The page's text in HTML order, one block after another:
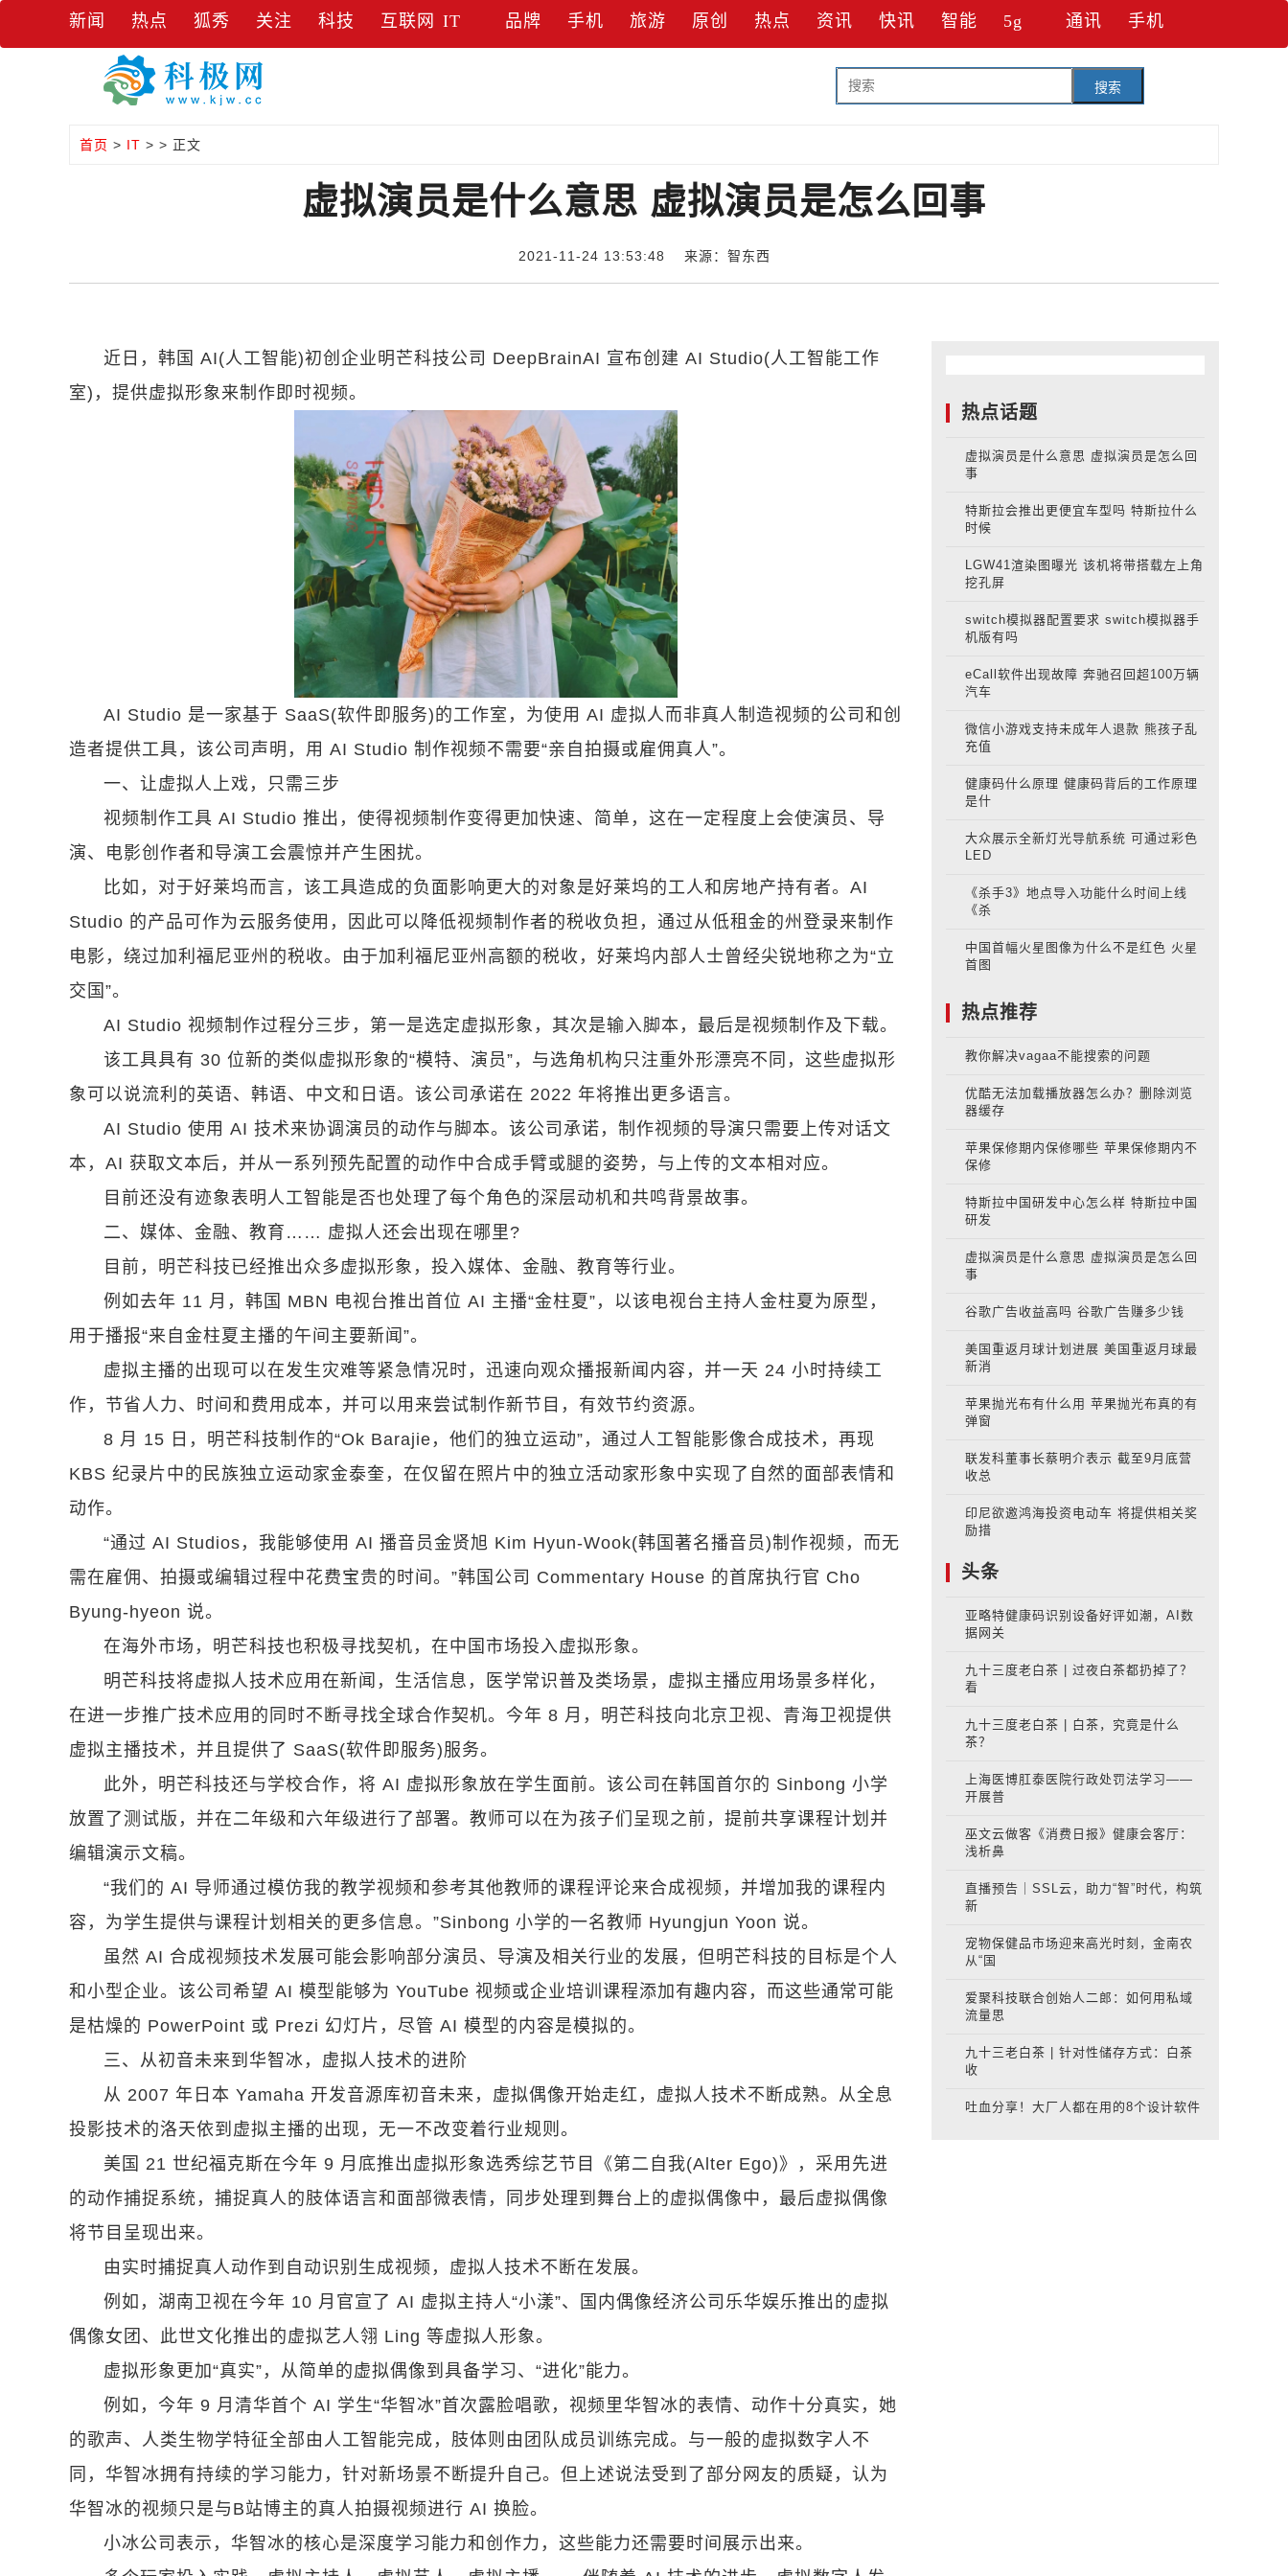
新闻 热点 狐秀 关注 科技 互联网 IT 品牌 手机 旅游 原创 热点 资讯 快讯 智能 5g 通讯 手机
搜索
首页 > IT > > 正文
虚拟演员是什么意思 虚拟演员是怎么回事
2021-11-24 13:53:48 来源：智东西
近日，韩国 AI(人工智能)初创企业明芒科技公司 DeepBrainAI 宣布创建 AI Studio(人工智能工作
室)，提供虚拟形象来制作即时视频。
AI Studio 是一家基于 SaaS(软件即服务)的工作室，为使用 AI 虚拟人而非真人制造视频的公司和创
造者提供工具，该公司声明，用 AI Studio 制作视频不需要“亲自拍摄或雇佣真人”。
一、让虚拟人上戏，只需三步
视频制作工具 AI Studio 推出，使得视频制作变得更加快速、简单，这在一定程度上会使演员、导
演、电影创作者和导演工会震惊并产生困扰。
比如，对于好莱坞而言，该工具造成的负面影响更大的对象是好莱坞的工人和房地产持有者。AI
Studio 的产品可作为云服务使用，因此可以降低视频制作者的税收负担，通过从低租金的州登录来制作
电影，绕过加利福尼亚州的税收。由于加利福尼亚州高额的税收，好莱坞内部人士曾经尖锐地称之为“立
交国”。
AI Studio 视频制作过程分三步，第一是选定虚拟形象，其次是输入脚本，最后是视频制作及下载。
该工具具有 30 位新的类似虚拟形象的“模特、演员”，与选角机构只注重外形漂亮不同，这些虚拟形
象可以说流利的英语、韩语、中文和日语。该公司承诺在 2022 年将推出更多语言。
AI Studio 使用 AI 技术来协调演员的动作与脚本。该公司承诺，制作视频的导演只需要上传对话文
本，AI 获取文本后，并从一系列预先配置的动作中合成手臂或腿的姿势，与上传的文本相对应。
目前还没有迹象表明人工智能是否也处理了每个角色的深层动机和共鸣背景故事。
二、媒体、金融、教育…… 虚拟人还会出现在哪里?
目前，明芒科技已经推出众多虚拟形象，投入媒体、金融、教育等行业。
例如去年 11 月，韩国 MBN 电视台推出首位 AI 主播“金柱夏”，以该电视台主持人金柱夏为原型，
用于播报“来自金柱夏主播的午间主要新闻”。
虚拟主播的出现可以在发生灾难等紧急情况时，迅速向观众播报新闻内容，并一天 24 小时持续工
作，节省人力、时间和费用成本，并可以用来尝试制作新节目，有效节约资源。
8 月 15 日，明芒科技制作的“Ok Barajie，他们的独立运动”，通过人工智能影像合成技术，再现
KBS 纪录片中的民族独立运动家金泰奎，在仅留在照片中的独立活动家形象中实现了自然的面部表情和
动作。
“通过 AI Studios，我能够使用 AI 播音员金贤旭 Kim Hyun-Wook(韩国著名播音员)制作视频，而无
需在雇佣、拍摄或编辑过程中花费宝贵的时间。”韩国公司 Commentary House 的首席执行官 Cho
Byung-hyeon 说。
在海外市场，明芒科技也积极寻找契机，在中国市场投入虚拟形象。
明芒科技将虚拟人技术应用在新闻，生活信息，医学常识普及类场景，虚拟主播应用场景多样化，
在进一步推广技术应用的同时不断寻找全球合作契机。今年 8 月，明芒科技向北京卫视、青海卫视提供
虚拟主播技术，并且提供了 SaaS(软件即服务)服务。
此外，明芒科技还与学校合作，将 AI 虚拟形象放在学生面前。该公司在韩国首尔的 Sinbong 小学
放置了测试版，并在二年级和六年级进行了部署。教师可以在为孩子们呈现之前，提前共享课程计划并
编辑演示文稿。
“我们的 AI 导师通过模仿我的教学视频和参考其他教师的课程评论来合成视频，并增加我的课程内
容，为学生提供与课程计划相关的更多信息。”Sinbong 小学的一名教师 Hyungjun Yoon 说。
虽然 AI 合成视频技术发展可能会影响部分演员、导演及相关行业的发展，但明芒科技的目标是个人
和小型企业。该公司希望 AI 模型能够为 YouTube 视频或企业培训课程添加有趣内容，而这些通常可能
是枯燥的 PowerPoint 或 Prezi 幻灯片，尽管 AI 模型的内容是模拟的。
三、从初音未来到华智冰，虚拟人技术的进阶
从 2007 年日本 Yamaha 开发音源库初音未来，虚拟偶像开始走红，虚拟人技术不断成熟。从全息
投影技术的洛天依到虚拟主播的出现，无一不改变着行业规则。
美国 21 世纪福克斯在今年 9 月底推出虚拟形象选秀综艺节目《第二自我(Alter Ego)》，采用先进
的动作捕捉系统，捕捉真人的肢体语言和面部微表情，同步处理到舞台上的虚拟偶像中，最后虚拟偶像
将节目呈现出来。
由实时捕捉真人动作到自动识别生成视频，虚拟人技术不断在发展。
例如，湖南卫视在今年 10 月官宣了 AI 虚拟主持人“小漾”、国内偶像经济公司乐华娱乐推出的虚拟
偶像女团、此世文化推出的虚拟艺人翎 Ling 等虚拟人形象。
虚拟形象更加“真实”，从简单的虚拟偶像到具备学习、“进化”能力。
例如，今年 9 月清华首个 AI 学生“华智冰”首次露脸唱歌，视频里华智冰的表情、动作十分真实，她
的歌声、人类生物学特征全部由人工智能完成，肢体则由团队成员训练完成。与一般的虚拟数字人不
同，华智冰拥有持续的学习能力，针对新场景不断提升自己。但上述说法受到了部分网友的质疑，认为
华智冰的视频只是与B站博主的真人拍摄视频进行 AI 换脸。
小冰公司表示，华智冰的核心是深度学习能力和创作力，这些能力还需要时间展示出来。
热点话题
虚拟演员是什么意思 虚拟演员是怎么回
事
特斯拉会推出更便宜车型吗 特斯拉什么
时候
LGW41渲染图曝光 该机将带搭载左上角
挖孔屏
switch模拟器配置要求 switch模拟器手
机版有吗
eCall软件出现故障 奔驰召回超100万辆
汽车
微信小游戏支持未成年人退款 熊孩子乱
充值
健康码什么原理 健康码背后的工作原理
是什
大众展示全新灯光导航系统 可通过彩色
LED
《杀手3》地点导入功能什么时间上线
《杀
中国首幅火星图像为什么不是红色 火星
首图
热点推荐
教你解决vagaa不能搜索的问题
优酷无法加载播放器怎么办？删除浏览
器缓存
苹果保修期内保修哪些 苹果保修期内不
保修
特斯拉中国研发中心怎么样 特斯拉中国
研发
虚拟演员是什么意思 虚拟演员是怎么回
事
谷歌广告收益高吗 谷歌广告赚多少钱
美国重返月球计划进展 美国重返月球最
新消
苹果抛光布有什么用 苹果抛光布真的有
弹窗
联发科董事长蔡明介表示 截至9月底营
收总
印尼欲邀鸿海投资电动车 将提供相关奖
励措
头条
亚略特健康码识别设备好评如潮，AI数
据网关
九十三度老白茶 | 过夜白茶都扔掉了？
看
九十三度老白茶 | 白茶，究竟是什么
茶？
上海医博肛泰医院行政处罚法学习——
开展普
巫文云做客《消费日报》健康会客厅：
浅析鼻
直播预告｜SSL云，助力“智”时代，构筑
新
宠物保健品市场迎来高光时刻，金南农
从“国
爱聚科技联合创始人二郎：如何用私域
流量思
九十三老白茶 | 针对性储存方式：白茶
收
吐血分享！大厂人都在用的8个设计软件